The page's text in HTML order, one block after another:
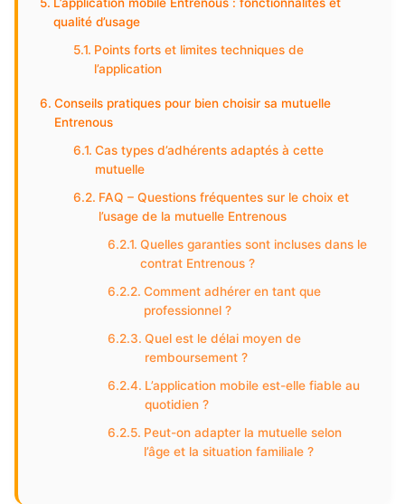
qualité d’usage
Points forts et limites techniques de
l’application
Conseils pratiques pour bien choisir sa mutuelle
Entrenous
Cas types d’adhérents adaptés à cette
mutuelle
FAQ – Questions fréquentes sur le choix et
l’usage de la mutuelle Entrenous
Quelles garanties sont incluses dans le
contrat Entrenous ?
Comment adhérer en tant que
professionnel ?
Quel est le délai moyen de
remboursement ?
L’application mobile est-elle fiable au
quotidien ?
Peut-on adapter la mutuelle selon
l’âge et la situation familiale ?